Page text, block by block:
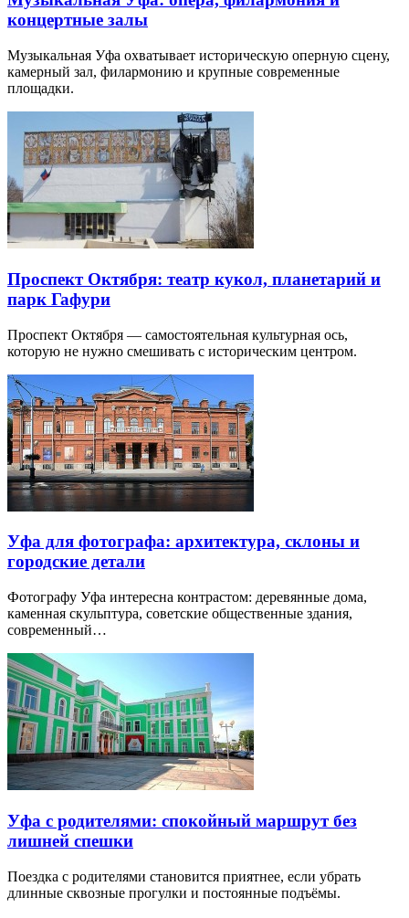
концертные залы
Музыкальная Уфа охватывает историческую оперную сцену,
камерный зал, филармонию и крупные современные
площадки.
Проспект Октября: театр кукол, планетарий и
парк Гафури
Проспект Октября — самостоятельная культурная ось,
которую не нужно смешивать с историческим центром.
Уфа для фотографа: архитектура, склоны и
городские детали
Фотографу Уфа интересна контрастом: деревянные дома,
каменная скульптура, советские общественные здания,
современный…
Уфа с родителями: спокойный маршрут без
лишней спешки
Поездка с родителями становится приятнее, если убрать
длинные сквозные прогулки и постоянные подъёмы.